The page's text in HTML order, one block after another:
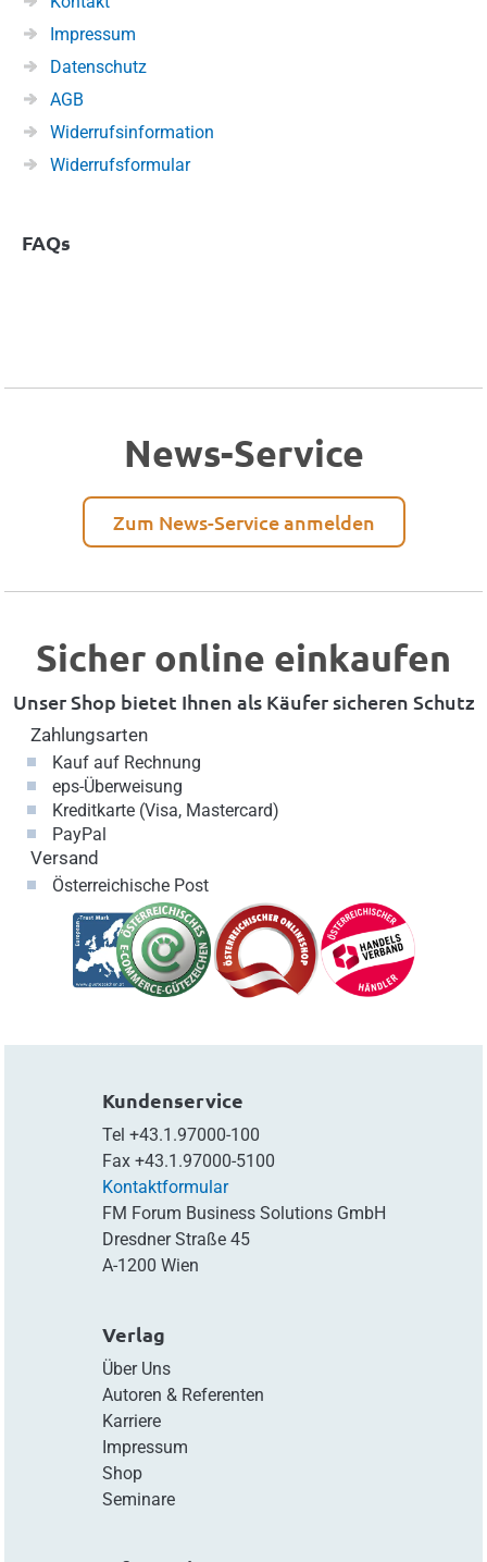
Impressum
Datenschutz
AGB
Widerrufsinformation
Widerrufsformular
FAQs
News-Service
Zum News-Service anmelden
Sicher online einkaufen
Unser Shop bietet Ihnen als Käufer sicheren Schutz
Zahlungsarten
Kauf auf Rechnung
eps-Überweisung
Kreditkarte (Visa, Mastercard)
PayPal
Versand
Österreichische Post
Kundenservice
Tel +43.1.97000-100
Fax +43.1.97000-5100
Kontaktformular
FM Forum Business Solutions GmbH
Dresdner Straße 45
A-1200 Wien
Verlag
Über Uns
Autoren & Referenten
Karriere
Impressum
Shop
Seminare